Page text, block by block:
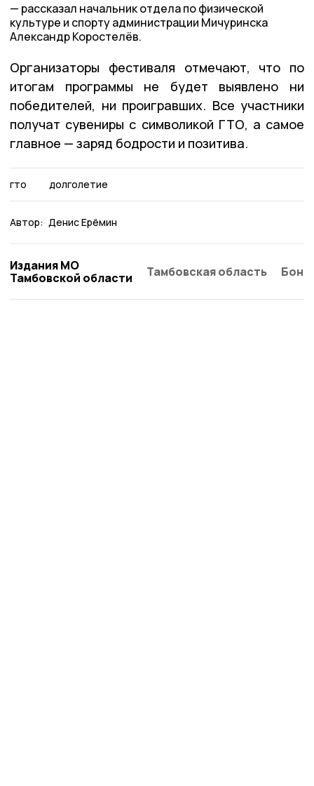
рассказал начальник отдела по физической
культуре и спорту администрации Мичуринска
Александр Коростелёв.
Организаторы фестиваля отмечают, что по
итогам программы не будет выявлено ни
победителей, ни проигравших. Все участники
получат сувениры с символикой ГТО, а самое
главное — заряд бодрости и позитива.
гто долголетие
Автор: Денис Ерёмин
Издания МО
Тамбовской области
Тамбовская область